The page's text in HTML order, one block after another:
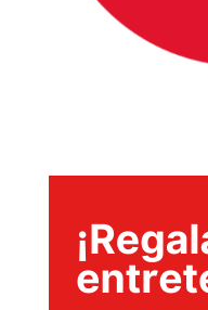
INICIO
SERIES
TECNOVITOS
T-